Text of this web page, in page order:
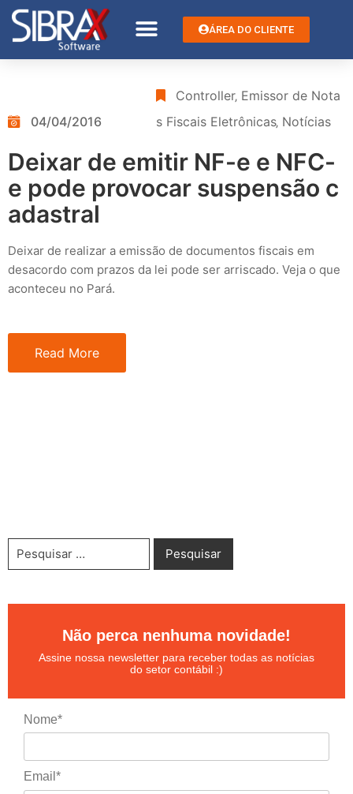
ÁREA DO CLIENTE
04/04/2016
Controller‚ Emissor de Nota
s Fiscais Eletrônicas‚ Notícias
Deixar de emitir NF-e e NFC-
e pode provocar suspensão c
adastral
Deixar de realizar a emissão de documentos fiscais em
desacordo com prazos da lei pode ser arriscado. Veja o que
aconteceu no Pará.
Read More
Não perca nenhuma novidade!
Assine nossa newsletter para receber todas as notícias
do setor contábil :)
Nome*
Email*